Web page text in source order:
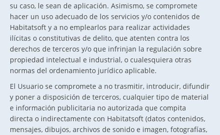
su caso, le sean de aplicación. Asimismo, se compromete
hacer un uso adecuado de los servicios y/o contenidos de
Habitatsoft y a no emplearlos para realizar actividades
ilícitas o constitutivas de delito, que atenten contra los
derechos de terceros y/o que infrinjan la regulación sobre
propiedad intelectual e industrial, o cualesquiera otras
normas del ordenamiento jurídico aplicable.
El Usuario se compromete a no trasmitir, introducir, difundir
y poner a disposición de terceros, cualquier tipo de material
e información publicitaria no autorizada que compita
directa o indirectamente con Habitatsoft (datos contenidos,
mensajes, dibujos, archivos de sonido e imagen, fotografías,